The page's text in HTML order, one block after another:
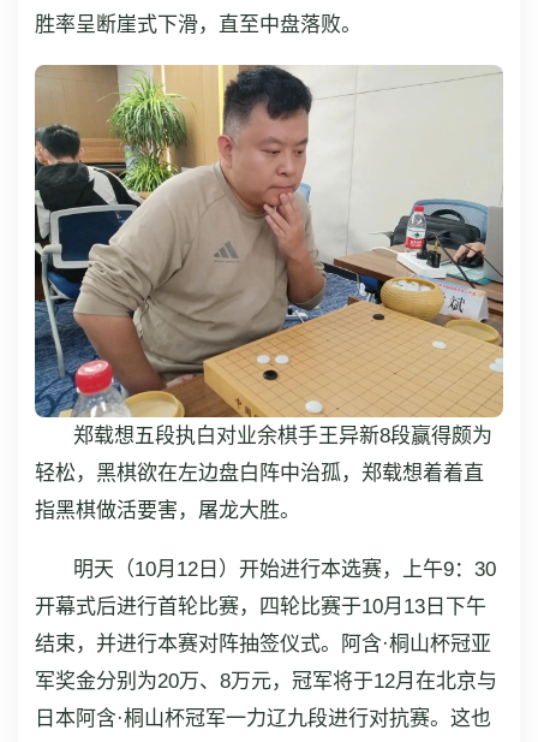
胜率呈断崖式下滑，直至中盘落败。
郑载想五段执白对业余棋手王异新8段赢得颇为
轻松，黑棋欲在左边盘白阵中治孤，郑载想着着直
指黑棋做活要害，屠龙大胜。
明天（10月12日）开始进行本选赛，上午9：30
开幕式后进行首轮比赛，四轮比赛于10月13日下午
结束，并进行本赛对阵抽签仪式。阿含·桐山杯冠亚
军奖金分别为20万、8万元，冠军将于12月在北京与
日本阿含·桐山杯冠军一力辽九段进行对抗赛。这也